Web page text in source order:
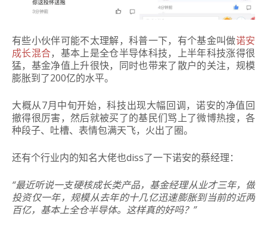
有些小伙伴可能不太理解，科普一下，有个基金叫做诺安
成长混合，基本上是全仓半导体科技，上半年科技涨得很
猛，基金净值上升很快，同时也带来了散户的关注，规模
膨胀到了200亿的水平。
大概从7月中旬开始，科技出现大幅回调，诺安的净值回
撤得很厉害，然后就被买了的基民们骂上了微博热搜，各
种段子、吐槽、表情包满天飞，火出了圈。
还有个行业内的知名大佬也diss了一下诺安的蔡经理：
“最近听说一支硬核成长类产品，基金经理从业才三年，做
投资仅一年，规模从去年的十几亿迅速膨胀到当前的近两
百亿，基本上全仓半导体。这样真的好吗？”